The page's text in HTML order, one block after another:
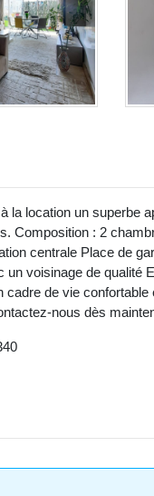
la location un superbe
Composition : 2
centrale Place de
un voisinage de
cadre de vie
nous dès